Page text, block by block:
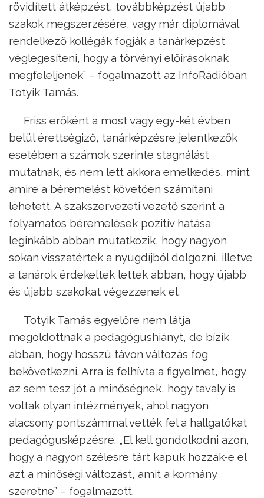
rövidített átképzést, továbbképzést újabb
szakok megszerzésére, vagy már diplomával
rendelkező kollégák fogják a tanárképzést
véglegesíteni, hogy a törvényi előírásoknak
megfeleljenek” – fogalmazott az InfoRádióban
Totyik Tamás.
Friss erőként a most vagy egy-két évben
belül érettségiző, tanárképzésre jelentkezők
esetében a számok szerinte stagnálást
mutatnak, és nem lett akkora emelkedés, mint
amire a béremelést követően számítani
lehetett. A szakszervezeti vezető szerint a
folyamatos béremelések pozitív hatása
leginkább abban mutatkozik, hogy nagyon
sokan visszatértek a nyugdíjból dolgozni, illetve
a tanárok érdekeltek lettek abban, hogy újabb
és újabb szakokat végezzenek el.
Totyik Tamás egyelőre nem látja
megoldottnak a pedagógushiányt, de bízik
abban, hogy hosszú távon változás fog
bekövetkezni. Arra is felhívta a figyelmet, hogy
az sem tesz jót a minőségnek, hogy tavaly is
voltak olyan intézmények, ahol nagyon
alacsony pontszámmal vették fel a hallgatókat
pedagógusképzésre. „El kell gondolkodni azon,
hogy a nagyon szélesre tárt kapuk hozzák-e el
azt a minőségi változást, amit a kormány
szeretne” – fogalmazott.